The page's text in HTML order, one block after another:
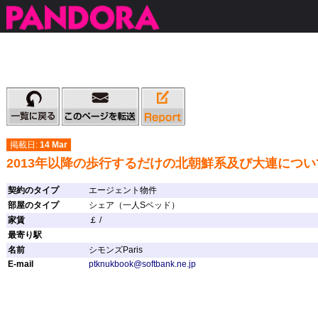
掲載日: 14 Mar
2013年以降の歩行するだけの北朝鮮系及び大連につ
契約のタイプ
エージェント物件
部屋のタイプ
シェア（一人Sベッド）
家賃
￡ /
最寄り駅
名前
シモンズParis
E-mail
ptknukbook@softbank.ne.jp